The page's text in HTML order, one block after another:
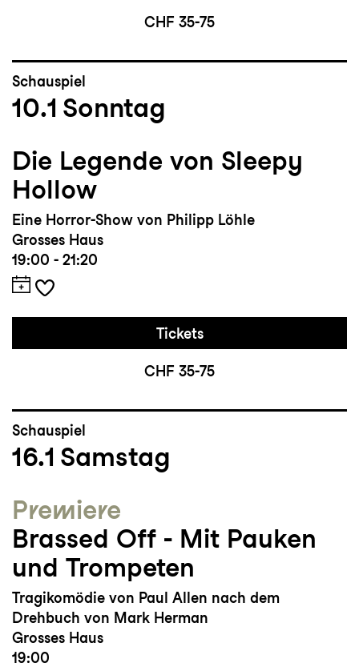
CHF 35-75
Schauspiel
10.1 Sonntag
Die Legende von Sleepy
Hollow
Eine Horror-Show von Philipp Löhle
Grosses Haus
19:00 - 21:20
Tickets
CHF 35-75
Schauspiel
16.1 Samstag
Premiere
Brassed Off - Mit Pauken
und Trompeten
Tragikomödie von Paul Allen nach dem
Drehbuch von Mark Herman
Grosses Haus
19:00